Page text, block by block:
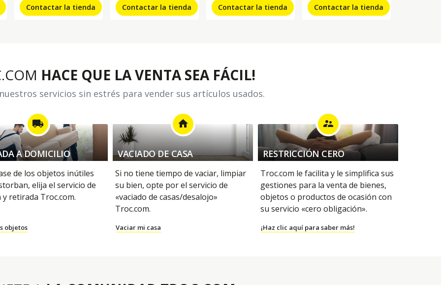
Contactar la tienda Contactar la tienda Contactar la tienda Contactar la tienda
HACE QUE LA VENTA SEA FÁCIL!
servicios sin estrés para vender sus artículos usados.
local_shipping
A DOMICILIO
de los objetos inútiles
elija el servicio de
y retirada Troc.com.
objetos
home
VACIADO DE CASA
Si no tiene tiempo de vaciar, limpiar
su bien, opte por el servicio de
«vaciado de casas/desalojo»
Troc.com.
Vaciar mi casa
supervisor_account
RESTRICCIÓN CERO
Troc.com le facilita y le simplifica sus
gestiones para la venta de bienes,
objetos o productos de ocasión con
su servicio «cero obligación».
¡Haz clic aquí para saber más!